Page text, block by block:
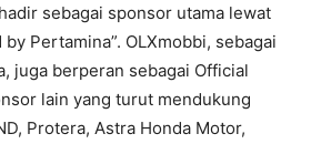
sebagai sponsor utama lewat
Pertamina”. OLXmobbi, sebagai
juga berperan sebagai Official
lain yang turut mendukung
Protera, Astra Honda Motor,